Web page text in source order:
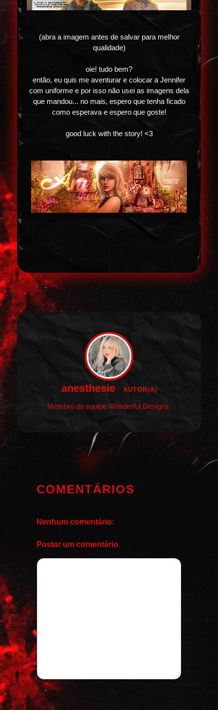
(abra a imagem antes de salvar para melhor
qualidade)
oie! tudo bem?
então, eu quis me aventurar e colocar a Jennifer
com uniforme e por isso não usei as imagens dela
que mandou... no mais, espero que tenha ficado
como esperava e espero que goste!
good luck with the story! <3
anesthesie AUTOR(A)
Membro da equipe Wonderful Designs.
COMENTÁRIOS
Nenhum comentário:
Postar um comentário